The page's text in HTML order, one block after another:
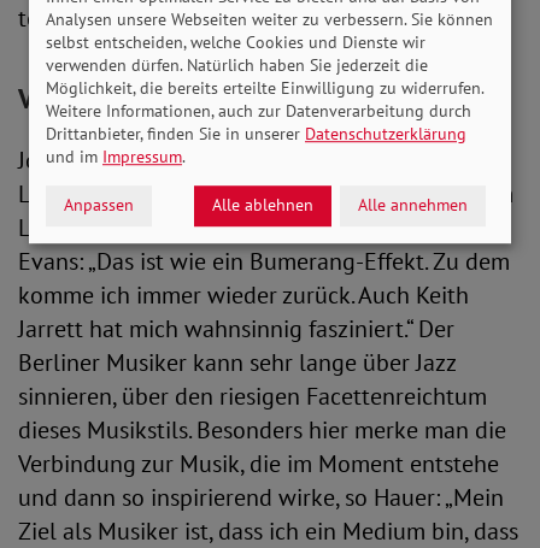
total angenehm.“
Von Bill Evans Musik maßgeblich geprägt
Jonas Hauer macht seit seinem sechsten
Lebensjahr Musik. Der Pianist, der ihn auf seinem
Lebensweg am meisten geprägt hat, ist Bill
Evans: „Das ist wie ein Bumerang-Effekt. Zu dem
komme ich immer wieder zurück. Auch Keith
Jarrett hat mich wahnsinnig fasziniert.“ Der
Berliner Musiker kann sehr lange über Jazz
sinnieren, über den riesigen Facettenreichtum
dieses Musikstils. Besonders hier merke man die
Verbindung zur Musik, die im Moment entstehe
und dann so inspirierend wirke, so Hauer: „Mein
Ziel als Musiker ist, dass ich ein Medium bin, dass
Analysen unsere Webseiten weiter zu verbessern. Sie können
selbst entscheiden, welche Cookies und Dienste wir
verwenden dürfen. Natürlich haben Sie jederzeit die
Möglichkeit, die bereits erteilte Einwilligung zu widerrufen.
Weitere Informationen, auch zur Datenverarbeitung durch
Drittanbieter, finden Sie in unserer Datenschutzerklärung
und im Impressum.
Anpassen Alle ablehnen Alle annehmen